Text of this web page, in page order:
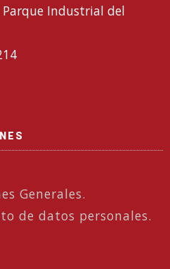
Parque Industrial del
Generales.
de datos personales.